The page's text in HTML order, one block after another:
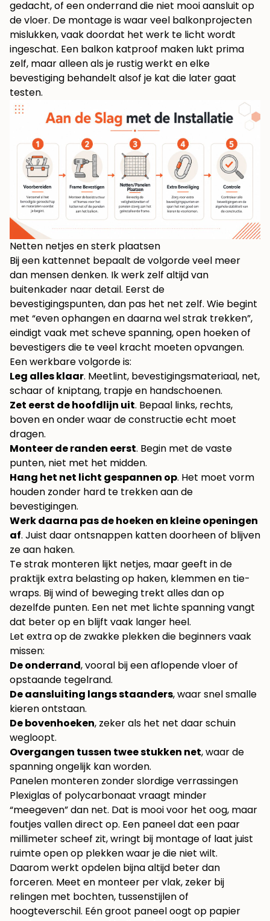
gedacht, of een onderrand die niet mooi aansluit op
de vloer. De montage is waar veel balkonprojecten
mislukken, vaak doordat het werk te licht wordt
ingeschat. Een balkon katproof maken lukt prima
zelf, maar alleen als je rustig werkt en elke
bevestiging behandelt alsof je kat die later gaat
testen.
Netten netjes en sterk plaatsen
Bij een kattennet bepaalt de volgorde veel meer
dan mensen denken. Ik werk zelf altijd van
buitenkader naar detail. Eerst de
bevestigingspunten, dan pas het net zelf. Wie begint
met “even ophangen en daarna wel strak trekken”,
eindigt vaak met scheve spanning, open hoeken of
bevestigers die te veel kracht moeten opvangen.
Een werkbare volgorde is:
Leg alles klaar. Meetlint, bevestigingsmateriaal, net,
schaar of kniptang, trapje en handschoenen.
Zet eerst de hoofdlijn uit. Bepaal links, rechts,
boven en onder waar de constructie echt moet
dragen.
Monteer de randen eerst. Begin met de vaste
punten, niet met het midden.
Hang het net licht gespannen op. Het moet vorm
houden zonder hard te trekken aan de
bevestigingen.
Werk daarna pas de hoeken en kleine openingen
af. Juist daar ontsnappen katten doorheen of blijven
ze aan haken.
Te strak monteren lijkt netjes, maar geeft in de
praktijk extra belasting op haken, klemmen en tie-
wraps. Bij wind of beweging trekt alles dan op
dezelfde punten. Een net met lichte spanning vangt
dat beter op en blijft vaak langer heel.
Let extra op de zwakke plekken die beginners vaak
missen:
De onderrand, vooral bij een aflopende vloer of
opstaande tegelrand.
De aansluiting langs staanders, waar snel smalle
kieren ontstaan.
De bovenhoeken, zeker als het net daar schuin
wegloopt.
Overgangen tussen twee stukken net, waar de
spanning ongelijk kan worden.
Panelen monteren zonder slordige verrassingen
Plexiglas of polycarbonaat vraagt minder
“meegeven” dan net. Dat is mooi voor het oog, maar
foutjes vallen direct op. Een paneel dat een paar
millimeter scheef zit, wringt bij montage of laat juist
ruimte open op plekken waar je die niet wilt.
Daarom werkt opdelen bijna altijd beter dan
forceren. Meet en monteer per vlak, zeker bij
relingen met bochten, tussenstijlen of
hoogteverschil. Eén groot paneel oogt op papier